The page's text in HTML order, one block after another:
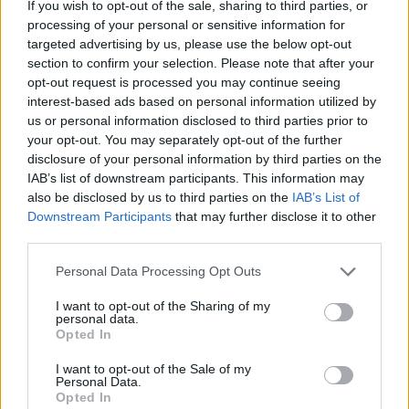
If you wish to opt-out of the sale, sharing to third parties, or
processing of your personal or sensitive information for
targeted advertising by us, please use the below opt-out
section to confirm your selection. Please note that after your
opt-out request is processed you may continue seeing
interest-based ads based on personal information utilized by
us or personal information disclosed to third parties prior to
your opt-out. You may separately opt-out of the further
disclosure of your personal information by third parties on the
IAB’s list of downstream participants. This information may
also be disclosed by us to third parties on the IAB’s List of
Downstream Participants that may further disclose it to other
Please note that this website/app uses one or more Google
not limited to your visit or usage behaviour. You may click to
grant or deny consent to Google and its third-party tags to
use your data for below specified purposes in below Google
consent section.
Personal Data Processing Opt Outs
I want to opt-out of the Sharing of my
personal data.
Opted In
I want to opt-out of the Sale of my
Personal Data.
Opted In
Vajda Gergely a szombathelyi és a huntsville-i szimfonikus
zenekar vezetője, karmester, zeneszerző és Eötvös Péter
állandó munkatársa. Munkájáról, terveiről és készülő
oratóriumáról beszélgettünk vele.
tovább
művész
2022. 09. 30.|Kultúrpart